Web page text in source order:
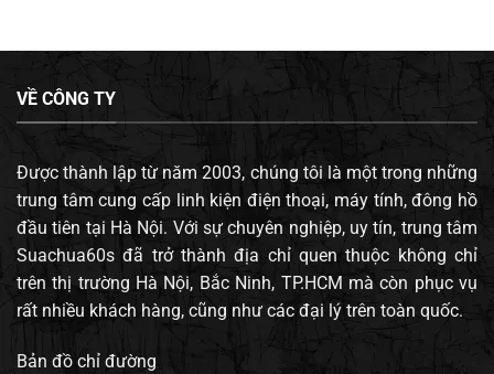
VỀ CÔNG TY
Được thành lập từ năm 2003, chúng tôi là một trong những
trung tâm cung cấp linh kiện điện thoại, máy tính, đông hồ
đầu tiên tại Hà Nội. Với sự chuyên nghiệp, uy tín, trung tâm
Suachua60s đã trở thành địa chỉ quen thuộc không chỉ
trên thị trường Hà Nội, Bắc Ninh, TP.HCM mà còn phục vụ
rất nhiều khách hàng, cũng như các đại lý trên toàn quốc.
Bản đồ chỉ đường